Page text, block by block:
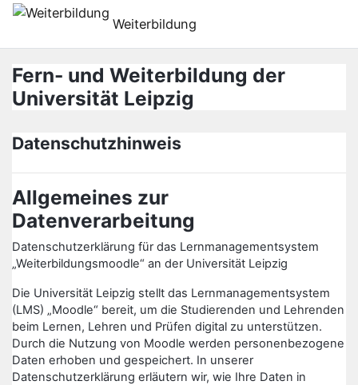
Zum Hauptinhalt
Weiterbildung
Fern- und Weiterbildung der
Universität Leipzig
Datenschutzhinweis
Allgemeines zur
Datenverarbeitung
Datenschutzerklärung für das Lernmanagementsystem
„Weiterbildungsmoodle“ an der Universität Leipzig
Die Universität Leipzig stellt das Lernmanagementsystem
(LMS) „Moodle“ bereit, um die Studierenden und Lehrenden
beim Lernen, Lehren und Prüfen digital zu unterstützen.
Durch die Nutzung von Moodle werden personenbezogene
Daten erhoben und gespeichert. In unserer
Datenschutzerklärung erläutern wir, wie Ihre Daten in